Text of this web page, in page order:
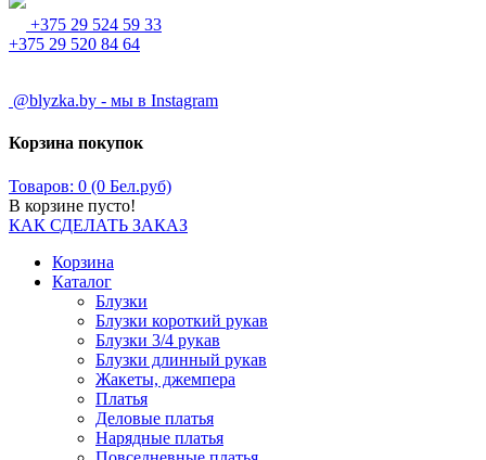
+375 29 524 59 33
+375 29 520 84 64
@blyzka.by - мы в Instagram
Корзина покупок
Товаров: 0 (0 Бел.руб)
В корзине пусто!
КАК СДЕЛАТЬ ЗАКАЗ
Корзина
Каталог
Блузки
Блузки короткий рукав
Блузки 3/4 рукав
Блузки длинный рукав
Жакеты, джемпера
Платья
Деловые платья
Нарядные платья